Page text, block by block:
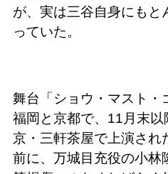
が、実は三谷自身にもと
っていた。
舞台「ショウ・マスト・
福岡と京都で、11月末
京・三軒茶屋で上演され
前に、万城目充役の小林